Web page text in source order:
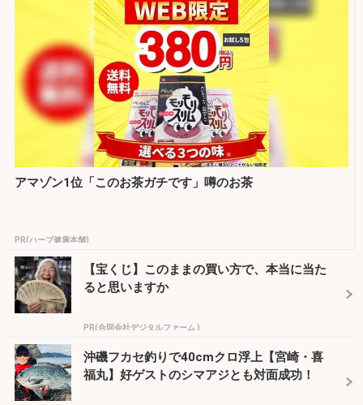
アマゾン1位「このお茶ガチです」噂のお茶
PR(ハーブ健康本舗)
【宝くじ】このままの買い方で、本当に当た
ると思いますか
PR(合同会社デジタルファーム )
沖磯フカセ釣りで40cmクロ浮上【宮崎・喜
福丸】好ゲストのシマアジとも対面成功！